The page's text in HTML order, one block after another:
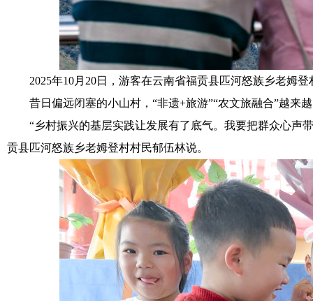
2025年10月20日，游客在云南省福贡县匹河怒族乡老姆登
昔日偏远闭塞的小山村，“非遗+旅游”“农文旅融合”越来
“乡村振兴的基层实践让发展有了底气。我要把群众心声带
贡县匹河怒族乡老姆登村村民郁伍林说。